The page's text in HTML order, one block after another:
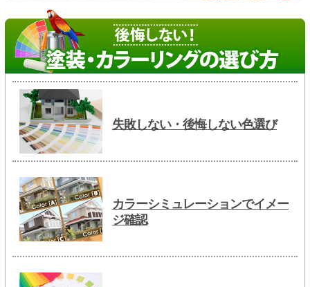
失敗しない・後悔しない色選び
カラーシミュレーションでイメー
ジ確認